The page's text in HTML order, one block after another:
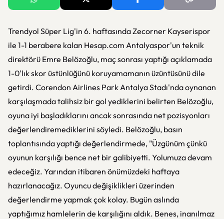
Trendyol Süper Lig'in 6. haftasında Zecorner Kayserispor
ile 1-1 berabere kalan Hesap.com Antalyaspor'un teknik
direktörü Emre Belözoğlu, maç sonrası yaptığı açıklamada
1-0'lık skor üstünlüğünü koruyamamanın üzüntüsünü dile
getirdi. Corendon Airlines Park Antalya Stadı'nda oynanan
karşılaşmada talihsiz bir gol yediklerini belirten Belözoğlu,
oyuna iyi başladıklarını ancak sonrasında net pozisyonları
değerlendiremediklerini söyledi. Belözoğlu, basın
toplantısında yaptığı değerlendirmede, "Üzgünüm çünkü
oyunun karşılığı bence net bir galibiyetti. Yolumuza devam
edeceğiz. Yarından itibaren önümüzdeki haftaya
hazırlanacağız. Oyuncu değişiklikleri üzerinden
değerlendirme yapmak çok kolay. Bugün aslında
yaptığımız hamlelerin de karşılığını aldık. Benes, inanılmaz